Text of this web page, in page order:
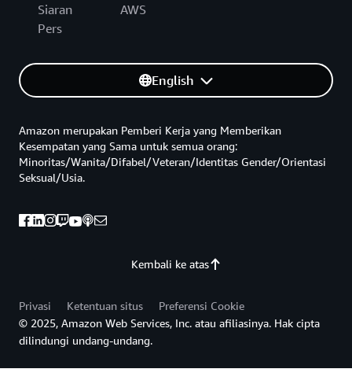
Siaran
Pers
AWS
English
Kembali ke atas
Amazon merupakan Pemberi Kerja yang Memberikan
Kesempatan yang Sama untuk semua orang:
Minoritas/Wanita/Difabel/Veteran/Identitas Gender/Orientasi
Seksual/Usia.
Privasi Ketentuan situs
Preferensi Cookie
© 2025, Amazon Web Services, Inc. atau afiliasinya. Hak cipta
dilindungi undang-undang.